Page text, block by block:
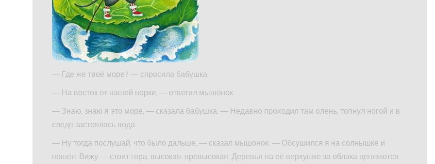
— Где же твоё море? — спросила бабушка.
— На восток от нашей норки, — ответил мышонок.
— Знаю, знаю я это море, — сказала бабушка. — Недавно проходил там олень, топнул ногой и в
следе застоялась вода.
— Ну тогда послушай, что было дальше, — сказал мышонок. — Обсушился я на солнышке и
пошёл. Вижу — стоит гора, высокая-превысокая. Деревья на её верхушке за облака цепляются.